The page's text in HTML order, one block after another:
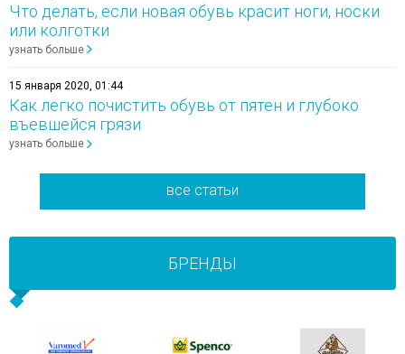
Что делать, если новая обувь красит ноги, носки
или колготки
узнать больше
15 января 2020, 01:44
Как легко почистить обувь от пятен и глубоко
въевшейся грязи
узнать больше
все статьи
БРЕНДЫ